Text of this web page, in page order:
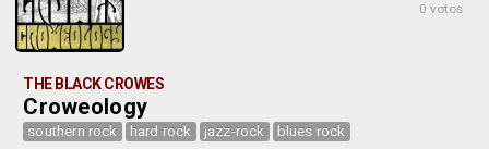
0 votos
THE BLACK CROWES
Croweology
southern rock hard rock jazz-rock blues rock